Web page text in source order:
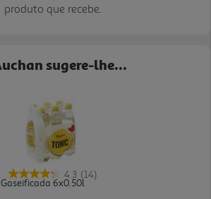
produto que recebe.
sugere-lhe...
4.3 (14)
6x0.50l